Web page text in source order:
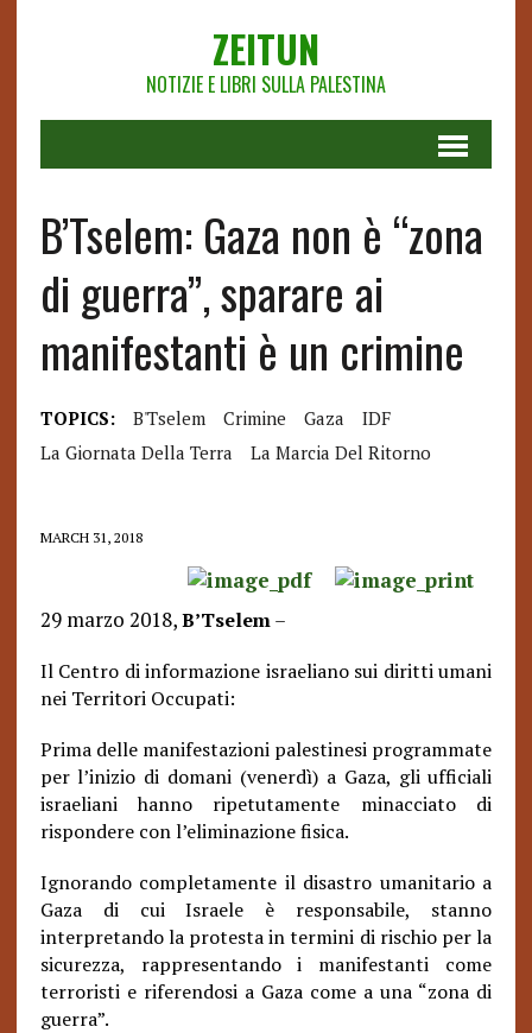
ZEITUN
NOTIZIE E LIBRI SULLA PALESTINA
B’Tselem: Gaza non è “zona
di guerra”, sparare ai
manifestanti è un crimine
TOPICS: B'Tselem Crimine Gaza
IDF
La Giornata Della Terra
La Marcia Del Ritorno
MARCH 31, 2018
29 marzo 2018,B’Tselem–
Il Centro di informazione israeliano sui diritti umani
nei Territori Occupati:
Prima delle manifestazioni palestinesi programmate
per l’inizio di domani (venerdì) a Gaza, gli ufficiali
israeliani hanno ripetutamente minacciato di
rispondere con l’eliminazione fisica.
Ignorando completamente il disastro umanitario a
Gaza di cui Israele è responsabile, stanno
interpretando la protesta in termini di rischio per la
sicurezza, rappresentando i manifestanti come
terroristi e riferendosi a Gaza come a una “zona di
guerra”.